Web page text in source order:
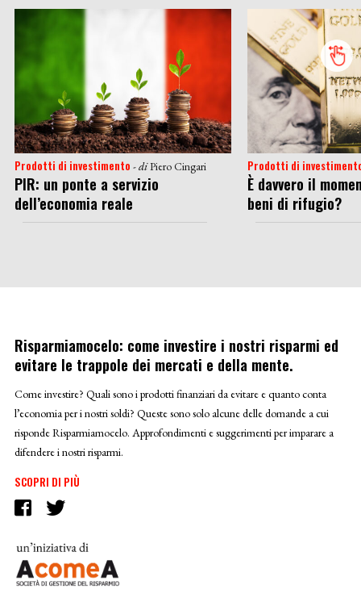
Prodotti di investimento - diPiero Cingari
PIR: un ponte a servizio
dell’economia reale
Prodotti di
È davvero il
beni di rifugio?
Risparmiamocelo: come investire i nostri risparmi ed
evitare le trappole dei mercati e della mente.
Come investire? Quali sono i prodotti finanziari da evitare e quanto conta
l’economia per i nostri soldi? Queste sono solo alcune delle domande a cui
risponde Risparmiamocelo. Approfondimenti e suggerimenti per imparare a
difendere i nostri risparmi.
SCOPRI DI PIÙ